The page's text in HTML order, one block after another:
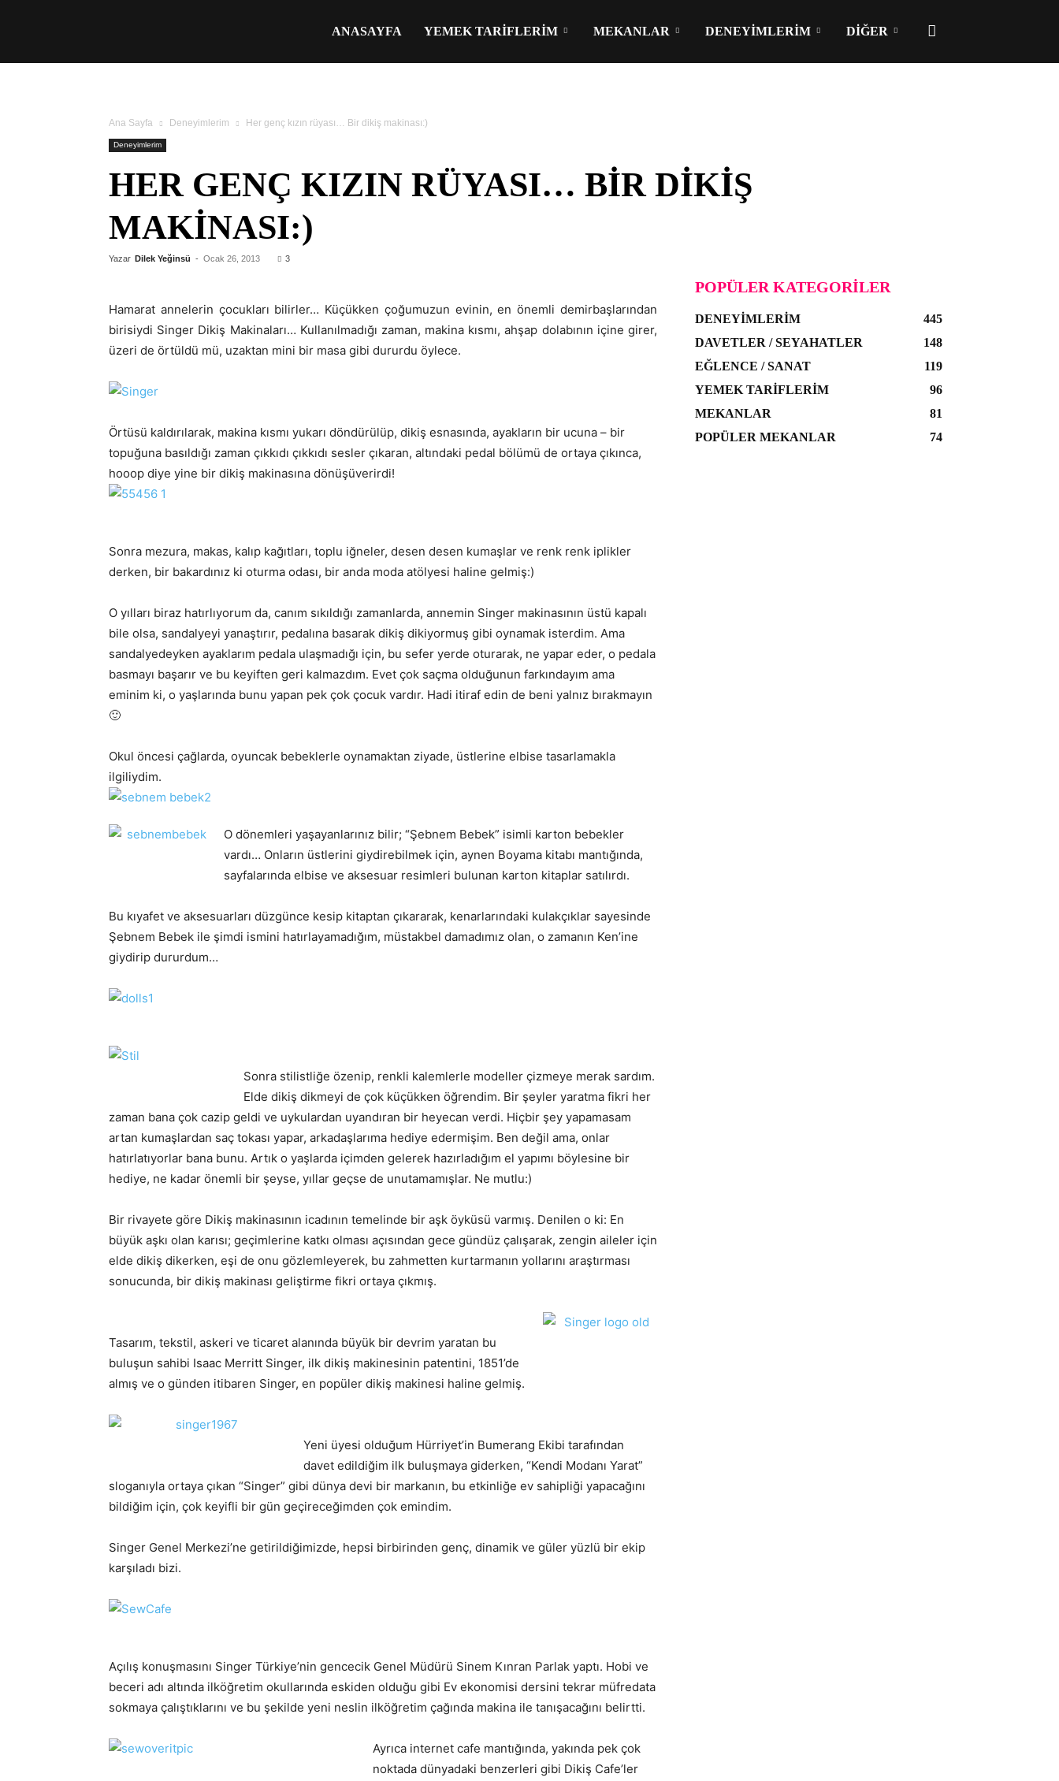
ANASAYFA YEMEK TARIFLERIM MEKANLAR DENEYIMLERIM DIĞER
Ana Sayfa Deneyimlerim Her genç kızın rüyası… Bir dikiş makinası:)
Deneyimlerim
HER GENÇ KIZIN RÜYASI… BIR DIKIŞ
MAKINASI:)
Yazar Dilek Yeğinsü - Ocak 26, 2013 3
Hamarat annelerin çocukları bilirler… Küçükken çoğumuzun evinin, en önemli demirbaşlarından
birisiydi Singer Dikiş Makinaları… Kullanılmadığı zaman, makina kısmı, ahşap dolabının içine girer,
üzeri de örtüldü mü, uzaktan mini bir masa gibi dururdu öylece.
Örtüsü kaldırılarak, makina kısmı yukarı döndürülüp, dikiş esnasında, ayakların bir ucuna – bir
topuğuna basıldığı zaman çıkkıdı çıkkıdı sesler çıkaran, altındaki pedal bölümü de ortaya çıkınca,
hooop diye yine bir dikiş makinasına dönüşüverirdi!
Sonra mezura, makas, kalıp kağıtları, toplu iğneler, desen desen kumaşlar ve renk renk iplikler
derken, bir bakardınız ki oturma odası, bir anda moda atölyesi haline gelmiş:)
O yılları biraz hatırlıyorum da, canım sıkıldığı zamanlarda, annemin Singer makinasının üstü kapalı
bile olsa, sandalyeyi yanaştırır, pedalına basarak dikiş dikiyormuş gibi oynamak isterdim. Ama
sandalyedeyken ayaklarım pedala ulaşmadığı için, bu sefer yerde oturarak, ne yapar eder, o pedala
basmayı başarır ve bu keyiften geri kalmazdım. Evet çok saçma olduğunun farkındayım ama
eminim ki, o yaşlarında bunu yapan pek çok çocuk vardır. Hadi itiraf edin de beni yalnız bırakmayın
🙂
Okul öncesi çağlarda, oyuncak bebeklerle oynamaktan ziyade, üstlerine elbise tasarlamakla
ilgiliydim.
O dönemleri yaşayanlarınız bilir; “Şebnem Bebek” isimli karton bebekler
vardı… Onların üstlerini giydirebilmek için, aynen Boyama kitabı mantığında,
sayfalarında elbise ve aksesuar resimleri bulunan karton kitaplar satılırdı.
Bu kıyafet ve aksesuarları düzgünce kesip kitaptan çıkararak, kenarlarındaki kulakçıklar sayesinde
Şebnem Bebek ile şimdi ismini hatırlayamadığım, müstakbel damadımız olan, o zamanın Ken’ine
giydirip dururdum…
Sonra stilistliğe özenip, renkli kalemlerle modeller çizmeye merak sardım.
Elde dikiş dikmeyi de çok küçükken öğrendim. Bir şeyler yaratma fikri her
zaman bana çok cazip geldi ve uykulardan uyandıran bir heyecan verdi. Hiçbir şey yapamasam
artan kumaşlardan saç tokası yapar, arkadaşlarıma hediye edermişim. Ben değil ama, onlar
hatırlatıyorlar bana bunu. Artık o yaşlarda içimden gelerek hazırladığım el yapımı böylesine bir
hediye, ne kadar önemli bir şeyse, yıllar geçse de unutamamışlar. Ne mutlu:)
Bir rivayete göre Dikiş makinasının icadının temelinde bir aşk öyküsü varmış. Denilen o ki: En
büyük aşkı olan karısı; geçimlerine katkı olması açısından gece gündüz çalışarak, zengin aileler için
elde dikiş dikerken, eşi de onu gözlemleyerek, bu zahmetten kurtarmanın yollarını araştırması
sonucunda, bir dikiş makinası geliştirme fikri ortaya çıkmış.
Tasarım, tekstil, askeri ve ticaret alanında büyük bir devrim yaratan bu
buluşun sahibi Isaac Merritt Singer, ilk dikiş makinesinin patentini, 1851’de
almış ve o günden itibaren Singer, en popüler dikiş makinesi haline gelmiş.
Yeni üyesi olduğum Hürriyet’in Bumerang Ekibi tarafından
davet edildiğim ilk buluşmaya giderken, “Kendi Modanı Yarat”
sloganıyla ortaya çıkan “Singer” gibi dünya devi bir markanın, bu etkinliğe ev sahipliği yapacağını
bildiğim için, çok keyifli bir gün geçireceğimden çok emindim.
Singer Genel Merkezi’ne getirildiğimizde, hepsi birbirinden genç, dinamik ve güler yüzlü bir ekip
karşıladı bizi.
Açılış konuşmasını Singer Türkiye’nin gencecik Genel Müdürü Sinem Kınran Parlak yaptı. Hobi ve
beceri adı altında ilköğretim okullarında eskiden olduğu gibi Ev ekonomisi dersini tekrar müfredata
sokmaya çalıştıklarını ve bu şekilde yeni neslin ilköğretim çağında makina ile tanışacağını belirtti.
Ayrıca internet cafe mantığında, yakında pek çok
noktada dünyadaki benzerleri gibi Dikiş Cafe’ler
POPÜLER KATEGORILER
DENEYIMLERIM
445
DAVETLER / SEYAHATLER
148
EĞLENCE / SANAT
119
YEMEK TARIFLERIM
96
MEKANLAR
81
POPÜLER MEKANLAR
74